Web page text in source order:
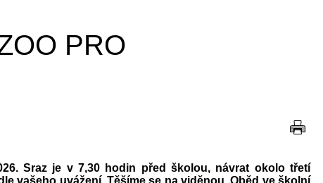
PRO
Sraz je v 7,30 hodin před školou, návrat okolo třetí
vašeho uvážení. Těšíme se na viděnou. Oběd ve školní